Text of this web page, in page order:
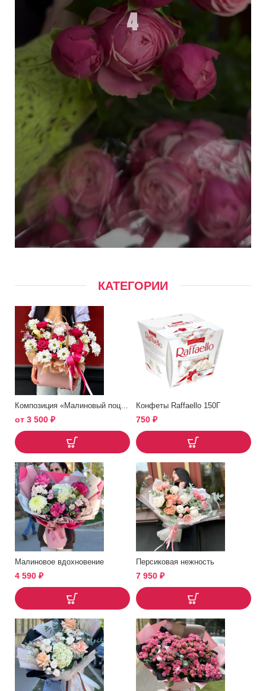
КАТЕГОРИИ
от 3 500 ₽
Конфеты Raffaello 150Г
750 ₽
Малиновое вдохновение
4 590 ₽
Персиковая нежность
7 950 ₽